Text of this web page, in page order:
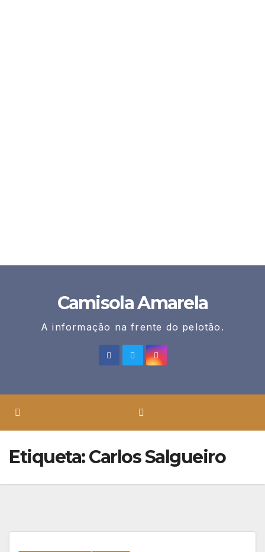
Camisola Amarela
A informação na frente do pelotão.
Etiqueta:Carlos Salgueiro